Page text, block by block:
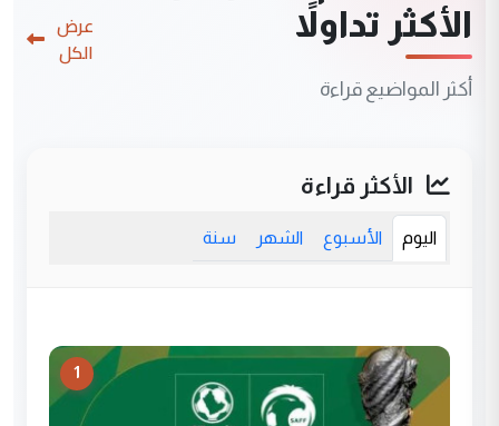
الأكثر تداولاً
أكثر المواضيع قراءة
عرض
الكل
الأكثر قراءة
اليوم الأسبوع الشهر سنة
1